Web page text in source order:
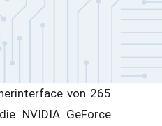
von 265
NVIDIA GeForce